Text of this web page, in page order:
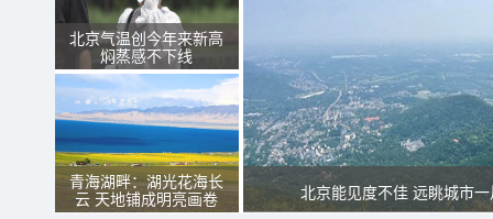
北京气温创今年来新高
焖蒸感不下线
青海湖畔：湖光花海长
云 天地铺成明亮画卷
北京能见度不佳 远眺城市